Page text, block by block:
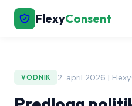
FlexyConsent
VODNIK 2. april 2026 |